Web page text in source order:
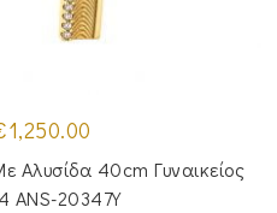
1,250.00
τιμή
είναι:
€1,250.00.
Aλυσίδα 40cm Γυναικείος
ANS-20347Y